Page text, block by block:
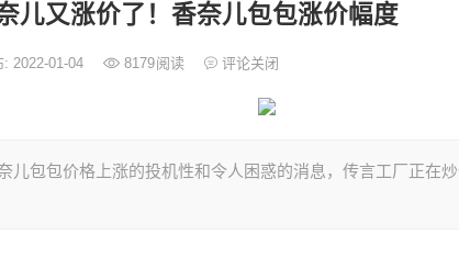
儿又涨价了！香奈儿包包涨价幅度
: 2022-01-04 8179阅读 评论关闭
儿包包价格上涨的投机性和令人困惑的消息，传言工厂正在